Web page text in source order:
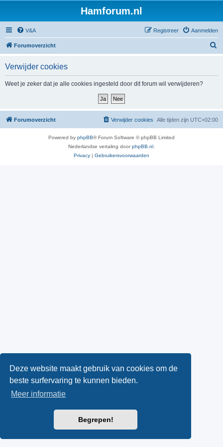
Deze website maakt gebruik van cookies om de
beste surfervaring te kunnen bieden.
Meer informatie
Begrepen!
Hamforum.nl
V&A Aanmelden
Registreer
Forumoverzicht
Verwijder cookies
Weet je zeker dat je alle cookies ingesteld door dit forum wil verwijderen?
Forumoverzicht Alle tijden zijn UTC+02:00
Verwijder cookies
Powered by phpBB® Forum Software © phpBB Limited
Nederlandse vertaling doorphpBB.nl
Privacy | Gebruikersvoorwaarden